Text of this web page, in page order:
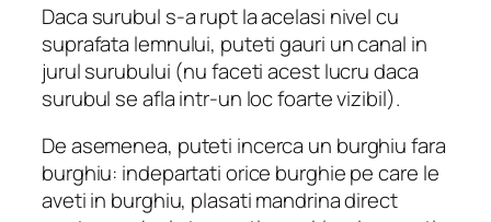
Daca surubul s-a rupt la acelasi nivel cu
suprafata lemnului, puteti gauri un canal in
jurul surubului (nu faceti acest lucru daca
surubul se afla intr-un loc foarte vizibil).
De asemenea, puteti incerca un burghiu fara
burghiu: indepartati orice burghie pe care le
aveti in burghiu, plasati mandrina direct